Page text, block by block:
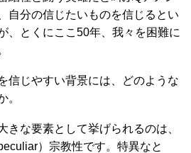
自分の信じたいものを信じるとい
、とくにここ50年、我々を困難に
じやすい背景には、どのような
。
きな要素として挙げられるのは、
）宗教性です。特異なと